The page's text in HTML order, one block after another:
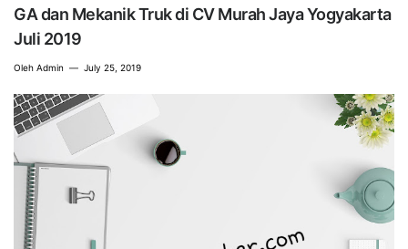
GA dan Mekanik Truk di CV Murah Jaya Yogyakarta
Juli 2019
Oleh Admin July 25, 2019